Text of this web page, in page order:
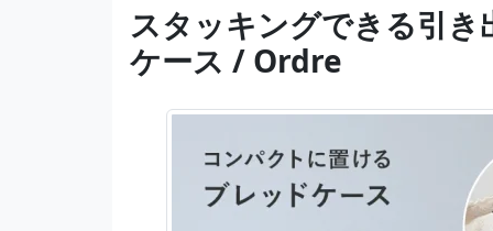
スタッキングできる引き
ケース / Ordre